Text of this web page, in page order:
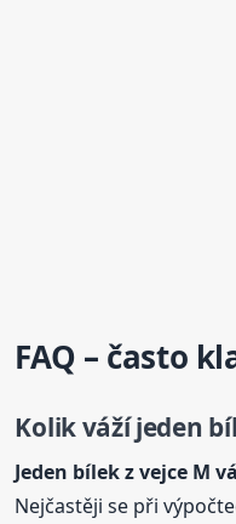
FAQ – často
Kolik váží jeden
Jeden bílek z vejce M
Nejčastěji se při